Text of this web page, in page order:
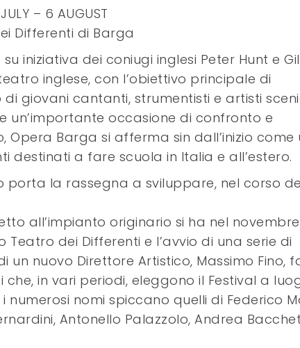
– 6 AUGUST
Differenti di Barga
iniziativa dei coniugi inglesi Peter Hunt e
inglese, con l’obiettivo principale di
giovani cantanti, strumentisti e artisti
un’importante occasione di confronto e
Opera Barga si afferma sin dall’inizio come
destinati a fare scuola in Italia e all’estero.
porta la rassegna a sviluppare, nel corso
all’impianto originario si ha nel novembre
dei Differenti e l’avvio di una serie di
nuovo Direttore Artistico, Massimo Fino,
in vari periodi, eleggono il Festival a
nomi spiccano quelli di Federico
Antonello Palazzolo, Andrea